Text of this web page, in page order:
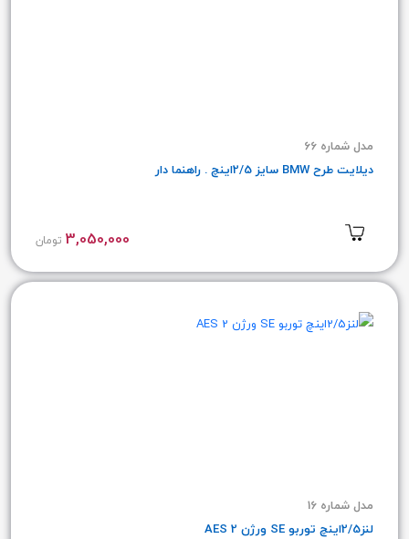
مدل شماره 66
دیلایت طرح BMW سایز 2/5اینچ . راهنما دار
3,050,000 تومان
مدل شماره 16
لنز2/5اینچ توربو SE ورژن 2 AES